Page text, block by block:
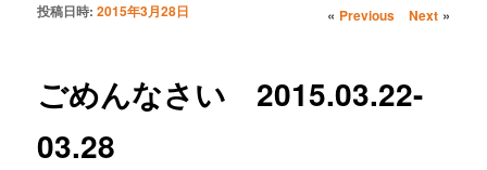
投稿ナビゲーショ
« Previous Next»
ごめんなさい 2015.03.22-
03.28
投稿日時:2015年3月28日